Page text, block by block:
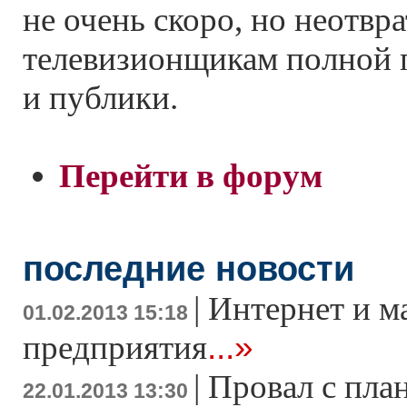
не очень скоро, но
телевизионщикам полной
и публики.
Перейти в форум
последние новости
01.02.2013 15:18 | Интернет и
предприятия...»
22.01.2013 13:30 | Провал с